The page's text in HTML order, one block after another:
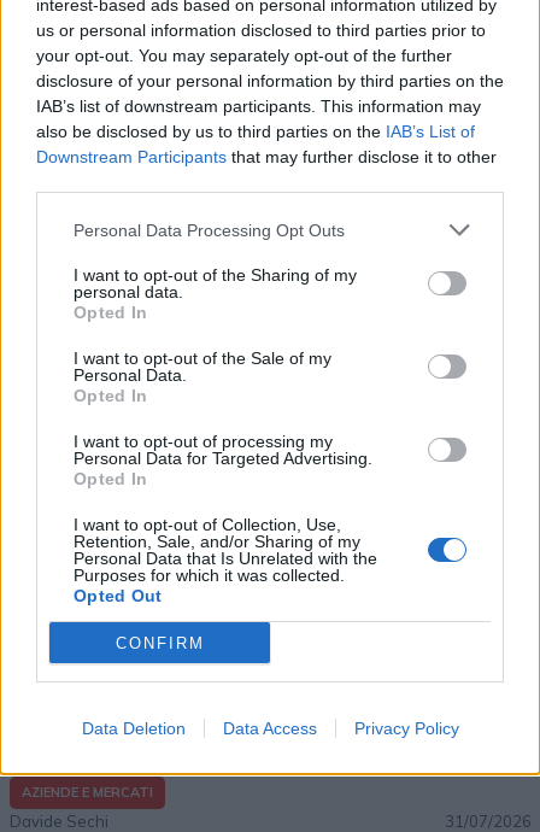
interest-based ads based on personal information utilized by
us or personal information disclosed to third parties prior to
your opt-out. You may separately opt-out of the further
disclosure of your personal information by third parties on the
IAB’s list of downstream participants. This information may
also be disclosed by us to third parties on the IAB’s List of
Downstream Participants that may further disclose it to other
Personal Data Processing Opt Outs
I want to opt-out of the Sharing of my
personal data.
Opted In
I want to opt-out of the Sale of my
Personal Data.
Opted In
I want to opt-out of processing my
Personal Data for Targeted Advertising.
Opted In
I want to opt-out of Collection, Use,
Retention, Sale, and/or Sharing of my
Personal Data that Is Unrelated with the
Purposes for which it was collected.
Opted Out
CONFIRM
Data Deletion Data Access Privacy Policy
crescita di oltre il 50% rispetto al 2024. L’obiettivo è
normalizzare la moderazione, abbattere i pregiudizi
attraverso uno stile coinvolgente, inclusivo e
accessibile a tutti.
AZIENDE E MERCATI
Davide Sechi 31/07/2026